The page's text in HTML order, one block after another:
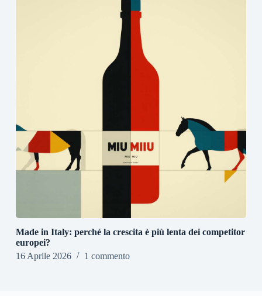
Made in Italy: perché la crescita è più lenta dei competitor
europei?
16 Aprile 2026
1 commento